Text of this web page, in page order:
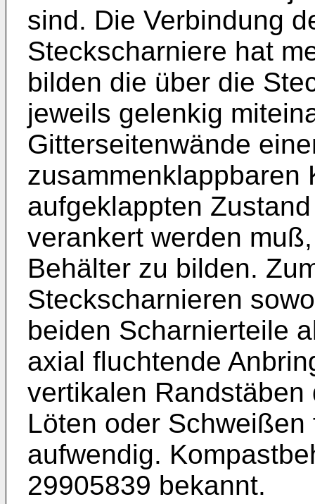
sind. Die Verbindung
Steckscharniere hat
bilden die über die
jeweils gelenkig
Gitterseitenwände
zusammenklappbaren
aufgeklappten
verankert werden
Behälter zu bilden.
Steckscharnieren
beiden Scharnierteile
axial fluchtende
vertikalen
Löten oder
aufwendig.
29905839 bekannt.